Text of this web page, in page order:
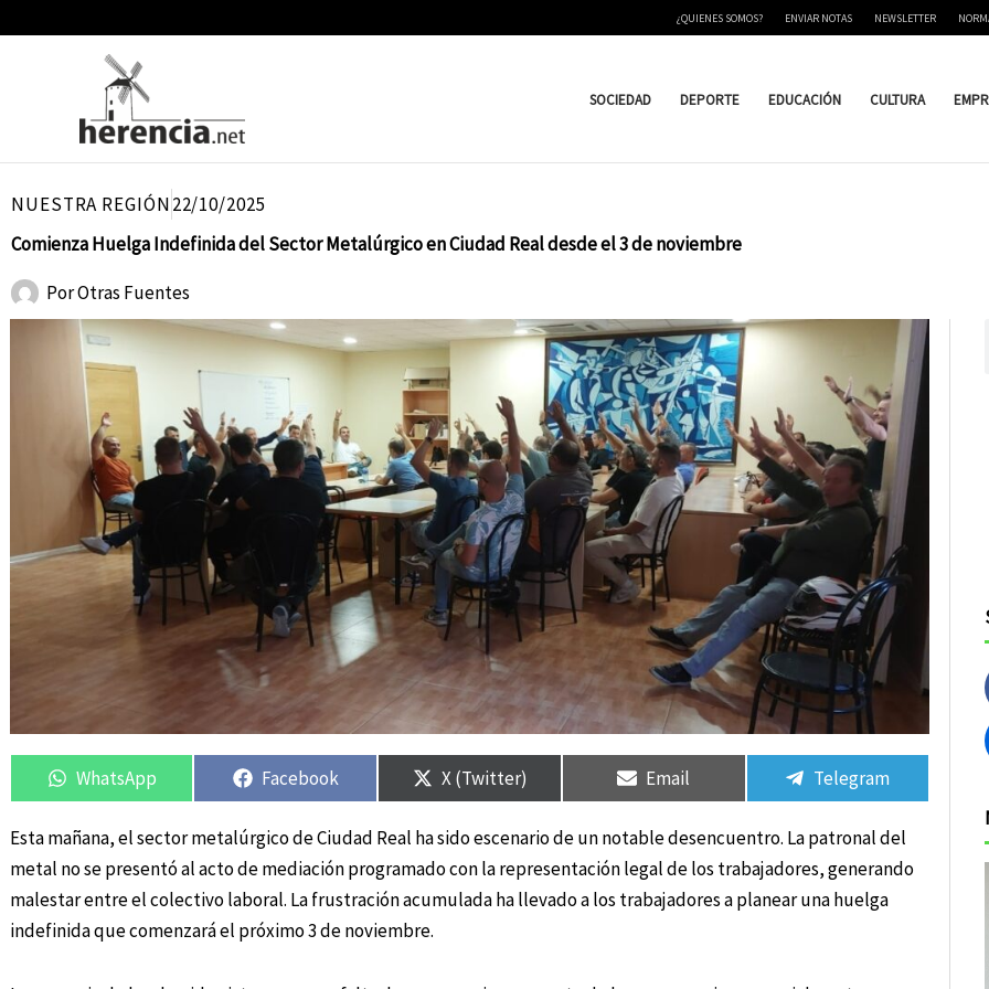
¿QUIENES SOMOS? ENVIAR NOTAS NEWSLETTER
SOCIEDAD DEPORTE EDUCACIÓN CULTURA
NUESTRA REGIÓN22/10/2025
Comienza Huelga Indefinida del Sector Metalúrgico en Ciudad Real desde el 3 de noviembre
PorOtras Fuentes
Compartir
en
WhatsApp
Compartir
en
Facebook
Compartir
en
X (Twitter)
Compartir
en
Email
Compartir
en
Telegram
Esta mañana, el sector metalúrgico de Ciudad Real ha sido escenario de un notable desencuentro. La patronal del
metal no se presentó al acto de mediación programado con la representación legal de los trabajadores, generando
malestar entre el colectivo laboral. La frustración acumulada ha llevado a los trabajadores a planear una huelga
indefinida que comenzará el próximo 3 de noviembre.
Compartir
en
Compartir
en
Compartir
en
Compartir
en
Compartir
en